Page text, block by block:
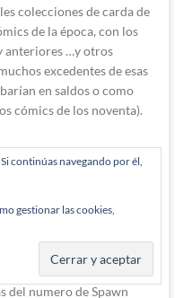
colecciones de carda de
de la época, con los
anteriores …y otros
excedentes de esas
en saldos o como
cómics de los noventa).
pasado desde que se escribió esto
del numero de Spawn
continúas navegando por él,
gestionar las cookies,